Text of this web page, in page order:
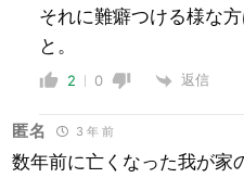
それに難癖つける様な
と。
2 0 返信
匿名 3 年 前
数年前に亡くなった我が家